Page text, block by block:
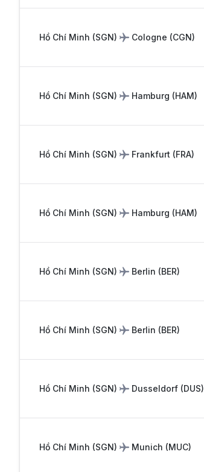
Hồ Chí Minh (SGN) Cologne (CGN)
Hồ Chí Minh (SGN) Hamburg (HAM)
Hồ Chí Minh (SGN) Frankfurt (FRA)
Hồ Chí Minh (SGN) Hamburg (HAM)
Hồ Chí Minh (SGN) Berlin (BER)
Hồ Chí Minh (SGN) Berlin (BER)
Hồ Chí Minh (SGN) Dusseldorf (DUS)
Hồ Chí Minh (SGN) Munich (MUC)